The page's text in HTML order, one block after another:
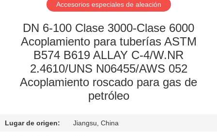
RECORRIDO
POR
FÁBRICA
CONTROL
CALIDAD
Accesorios especiales de aleación
DN 6-100 Clase 3000-Clase 6000
Acoplamiento para tuberías ASTM
B574 B619 ALLAY C-4/W.NR
2.4610/UNS N06455/AWS 052
Acoplamiento roscado para gas de
petróleo
Lugar de origen: Jiangsu, China